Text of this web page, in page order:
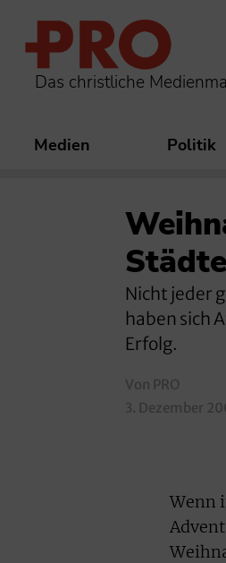
Das christliche
Medien Politik
Nicht jeder
haben sich
Erfolg.
Von PRO
3. Dezember
Wenn